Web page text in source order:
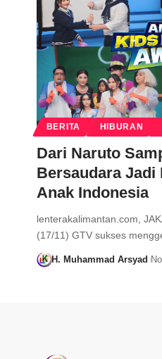
BERITA HIBURAN
Dari Naruto
Bersaudara Jadi
Anak Indonesia
lenterakalimantan.com,
(17/11) GTV sukses
H. Muhammad Arsyad